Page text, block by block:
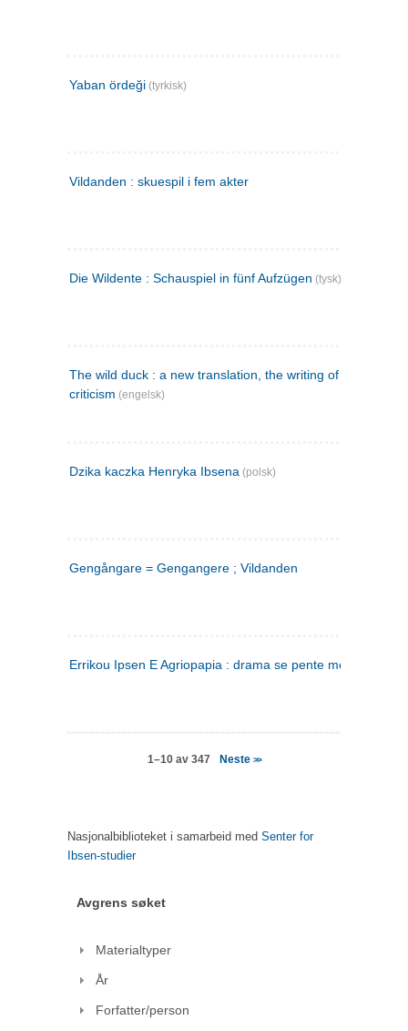
Yaban ördeği (tyrkisk)
Vildanden : skuespil i fem akter
Die Wildente : Schauspiel in fünf Aufzügen (tysk)
The wild duck : a new translation, the writing of the play,
criticism (engelsk)
Dzika kaczka Henryka Ibsena (polsk)
Gengångare = Gengangere ; Vildanden
Errikou Ipsen E Agriopapia : drama se pente mere
1–10 av 347 Neste >>
Nasjonalbiblioteket i samarbeid med Senter for
Ibsen-studier
Avgrens søket
Materialtyper
År
Forfatter/person